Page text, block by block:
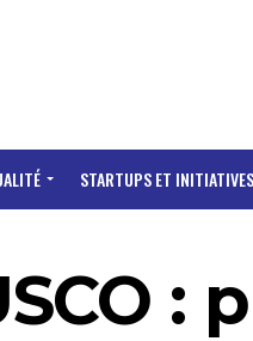
STARTUPS ET INITIATIVES
: